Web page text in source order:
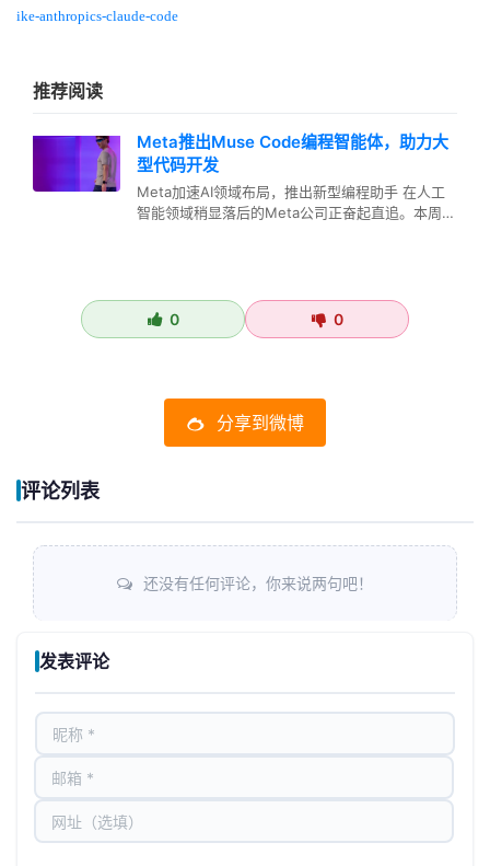
ike-anthropics-claude-code
推荐阅读
Meta推出Muse Code编程智能体，助力大
型代码开发
Meta加速AI领域布局，推出新型编程助手 在人工
智能领域稍显落后的Meta公司正奋起直追。本周，
0 0
分享到微博
评论列表
还没有任何评论，你来说两句吧！
发表评论